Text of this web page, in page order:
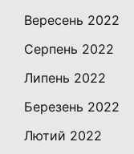
Вересень 2022
Серпень 2022
Липень 2022
Березень 2022
Лютий 2022